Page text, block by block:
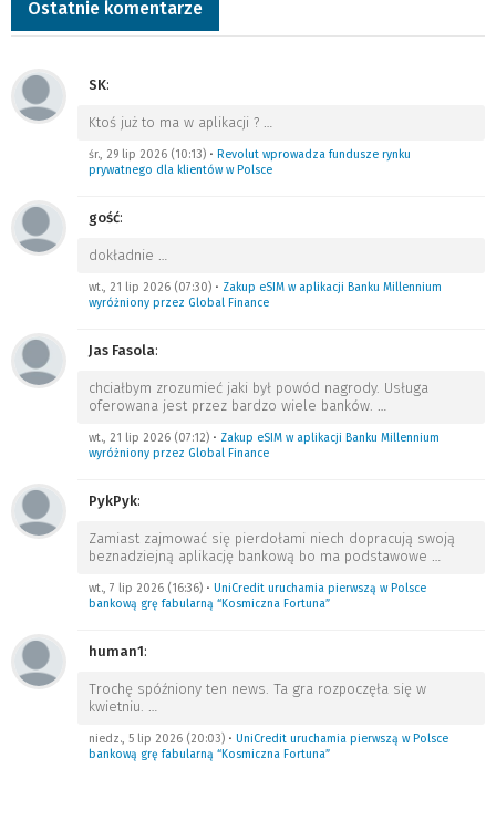
Ostatnie komentarze
SK:
Ktoś już to ma w aplikacji ? …
śr., 29 lip 2026 (10:13) • Revolut wprowadza fundusze rynku
prywatnego dla klientów w Polsce
gość:
dokładnie …
wt., 21 lip 2026 (07:30) • Zakup eSIM w aplikacji Banku Millennium
wyróżniony przez Global Finance
Jas Fasola:
chciałbym zrozumieć jaki był powód nagrody. Usługa
oferowana jest przez bardzo wiele banków. …
wt., 21 lip 2026 (07:12) • Zakup eSIM w aplikacji Banku Millennium
wyróżniony przez Global Finance
PykPyk:
Zamiast zajmować się pierdołami niech dopracują swoją
beznadziejną aplikację bankową bo ma podstawowe …
wt., 7 lip 2026 (16:36) • UniCredit uruchamia pierwszą w Polsce
bankową grę fabularną “Kosmiczna Fortuna”
human1:
Trochę spóźniony ten news. Ta gra rozpoczęła się w
kwietniu. …
niedz., 5 lip 2026 (20:03) • UniCredit uruchamia pierwszą w Polsce
bankową grę fabularną “Kosmiczna Fortuna”